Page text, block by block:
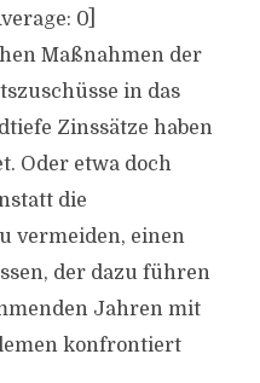
0]
Maßnahmen der
in das
Zinssätze haben
Oder etwa doch
die
vermeiden, einen
der dazu führen
Jahren mit
konfrontiert